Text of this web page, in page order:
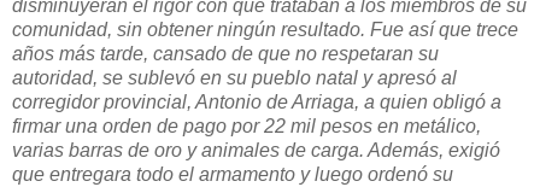
disminuyeran el rigor con que trataban a los miembros de su
comunidad, sin obtener ningún resultado. Fue así que trece
años más tarde, cansado de que no respetaran su
autoridad, se sublevó en su pueblo natal y apresó al
corregidor provincial, Antonio de Arriaga, a quien obligó a
firmar una orden de pago por 22 mil pesos en metálico,
varias barras de oro y animales de carga. Además, exigió
que entregara todo el armamento y luego ordenó su